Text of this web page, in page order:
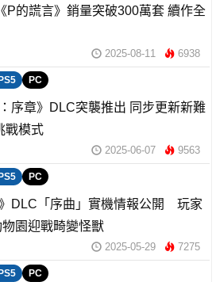
P的謊言》銷量突破300萬套 續作全
2025-08-11 6938
PC
序章》DLC突襲推出 同步更新新難
戰模式
2025-06-07 9563
PC
》DLC「序曲」實機情報公開 玩家
園迎戰畸變怪獸
2025-05-29 7275
PC